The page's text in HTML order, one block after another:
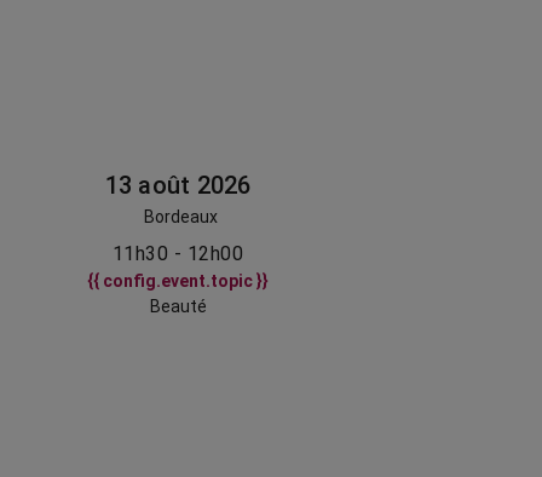
13 août 2026
Bordeaux
11h30 - 12h00
{{ config.event.topic }}
Beauté